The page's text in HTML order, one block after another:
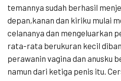
temannya sudah berhasil
depan,kanan dan kiriku mulai
celananya dan mengeluarkan
rata-rata berukuran kecil
perawanin vagina dan anusku
namun dari ketiga penis itu.